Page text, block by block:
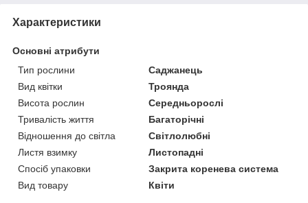
Характеристики
Основні атрибути
Тип рослини
Саджанець
Вид квітки
Троянда
Висота рослин
Середньорослі
Тривалість життя
Багаторічні
Відношення до світла
Світлолюбні
Листя взимку
Листопадні
Спосіб упаковки
Закрита коренева система
Вид товару
Квіти